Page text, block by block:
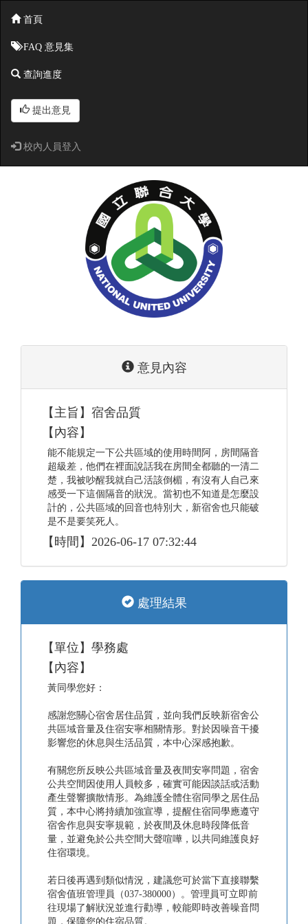
首頁
FAQ 意見集
查詢進度
提出意見
校內人員登入
意見內容
【主旨】宿舍品質
【內容】
能不能規定一下公共區域的使用時間阿，房間隔音
超級差，他們在裡面說話我在房間全都聽的一清二
楚，我被吵醒我就自己活該倒楣，有沒有人自己來
感受一下這個隔音的狀況。當初也不知道是怎麼設
計的，公共區域的回音也特別大，新宿舍也只能破
是不是要笑死人。
【時間】2026-06-17 07:32:44
處理結果
【單位】學務處
【內容】
黃同學您好：
感謝您關心宿舍居住品質，並向我們反映新宿舍公
共區域音量及住宿安寧相關情形。對於因噪音干擾
影響您的休息與生活品質，本中心深感抱歉。
有關您所反映公共區域音量及夜間安寧問題，宿舍
公共空間因使用人員較多，確實可能因談話或活動
產生聲響擴散情形。為維護全體住宿同學之居住品
質，本中心將持續加強宣導，提醒住宿同學應遵守
宿舍作息與安寧規範，於夜間及休息時段降低音
量，並避免於公共空間大聲喧嘩，以共同維護良好
住宿環境。
若日後再遇到類似情況，建議您可於當下直接聯繫
宿舍值班管理員（037-380000）。管理員可立即前
往現場了解狀況並進行勸導，較能即時改善噪音問
題，保障您的住宿品質。